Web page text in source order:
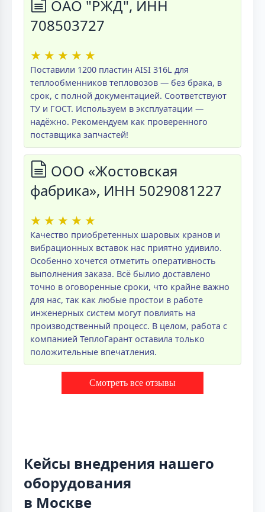
ОАО "РЖД", ИНН
708503727
★ ★ ★ ★ ★
Поставили 1200 пластин AISI 316L для
теплообменников тепловозов — без брака, в
срок, с полной документацией. Соответствуют
ТУ и ГОСТ. Используем в эксплуатации —
надёжно. Рекомендуем как проверенного
поставщика запчастей!
ООО «Жостовская
фабрика», ИНН 5029081227
★ ★ ★ ★ ★
Качество приобретенных шаровых кранов и
вибрационных вставок нас приятно удивило.
Особенно хочется отметить оперативность
выполнения заказа. Всё былио доставлено
точно в оговоренные сроки, что крайне важно
для нас, так как любые простои в работе
инженерных систем могут повлиять на
производственный процесс. В целом, работа с
компанией ТеплоГарант оставила только
положительные впечатления.
Смотреть все отзывы
Кейсы внедрения нашего
оборудования
в Москве